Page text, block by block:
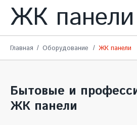
ЖК панели
Главная Оборудование ЖК панели
Бытовые и
ЖК панели